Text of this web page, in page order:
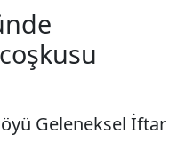
Geleneksel İftar